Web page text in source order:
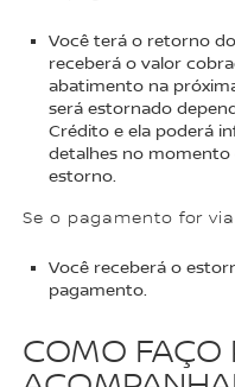
Você terá o retorno
receberá o valor
abatimento na
será estornado
Crédito e ela poderá
detalhes no
estorno.
Se o pagamento for
Você receberá o
pagamento.
COMO FAÇO